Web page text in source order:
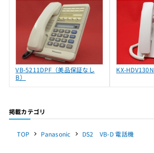
VB-5211DPF（美品保証なし
B）
KX-HDV130N
掲載カテゴリ
TOP Panasonic DS2 VB-D 電話機